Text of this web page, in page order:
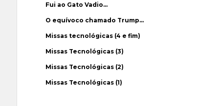
Fui ao Gato Vadio…
O equívoco chamado Trump…
Missas tecnológicas (4 e fim)
Missas Tecnológicas (3)
Missas Tecnológicas (2)
Missas Tecnológicas (1)